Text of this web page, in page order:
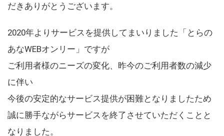
だきありがとうございます。
2020年よりサービスを提供してまいりました「とらの
あなWEBオンリー」ですが
ご利用者様のニーズの変化、昨今のご利用者数の減少
に伴い
今後の安定的なサービス提供が困難となりましたため
誠に勝手ながらサービスを終了させていただくことと
なりました。